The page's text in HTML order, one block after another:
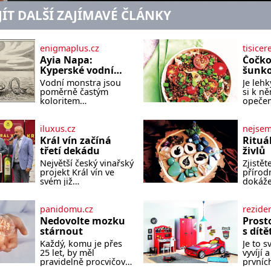
DALŠÍ ZAJÍMAVÉ ČLÁNKY
enigmaplus.cz
Ayia Napa:
Kyperské vodní
monstrum s
mírumilovnou
povahou
Vodní monstra jsou
poměrně častým
koloritem
skeptici to přikládají
hlavně snaze dané
místo zviditelnit a
přitáhnout k němu
pozornost záhadám
nakloněných turi
Je
si k
báseň. Suroviny
vaší
150 g
velká
lžíce
iluxus.cz
Král vín začíná
třetí dekádu
Největší český vinařský
projekt Král vín ve
svém již
nejlepší domácí vína.
Ta vybírala odborná
porota z celkem 1260
vzorků od 157 vinařů.
Král vín, který se – i
pře
živlů
těla i
Každá
nese
který
panidomu.cz
Nedovolte mozku
stárnout
Každý, komu je přes
25 let, by měl
pravidelně procvičovat
s
Je to
vyvíjí